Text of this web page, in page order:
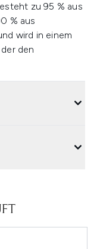
zu 95 % aus
% aus
wird in einem
den